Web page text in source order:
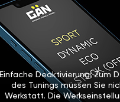
Einfache Deaktivierung: Zum
des Tunings müssen Sie
Werkstatt. Die